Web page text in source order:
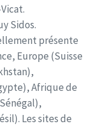
Sidos.
présente
Europe (Suisse
Afrique de
Les sites de